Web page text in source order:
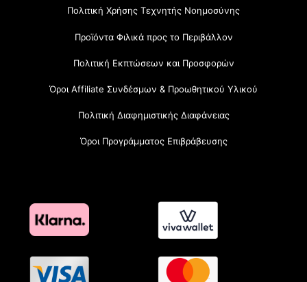
Πολιτική Χρήσης Τεχνητής Νοημοσύνης
Προϊόντα Φιλικά προς το Περιβάλλον
Πολιτική Εκπτώσεων και Προσφορών
Όροι Affiliate Συνδέσμων & Προωθητικού Υλικού
Πολιτική Διαφημιστικής Διαφάνειας
Όροι Προγράμματος Επιβράβευσης